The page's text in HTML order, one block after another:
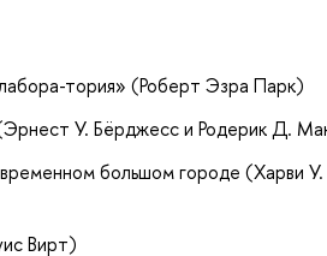
лабора-тория» (Роберт Эзра Парк)
(Эрнест У. Бёрджесс и Родерик Д.
большом городе (Харви У.
Вирт)